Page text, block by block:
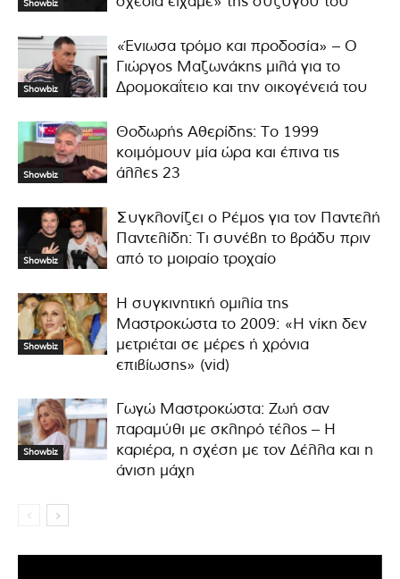
Showbiz
Showbiz
«Ένιωσα τρόμο και προδοσία» – Ο
Γιώργος Μαζωνάκης μιλά για το
Δρομοκαΐτειο και την οικογένειά του
Showbiz
Θοδωρής Αθερίδης: Το 1999
κοιμόμουν μία ώρα και έπινα τις
άλλες 23
Showbiz
Συγκλονίζει ο Ρέμος για τον Παντελή
Παντελίδη: Τι συνέβη το βράδυ πριν
από το μοιραίο τροχαίο
Showbiz
Η συγκινητική ομιλία της
Μαστροκώστα το 2009: «Η νίκη δεν
μετριέται σε μέρες ή χρόνια
επιβίωσης» (vid)
Showbiz
Γωγώ Μαστροκώστα: Ζωή σαν
παραμύθι με σκληρό τέλος – Η
καριέρα, η σχέση με τον Δέλλα και η
άνιση μάχη